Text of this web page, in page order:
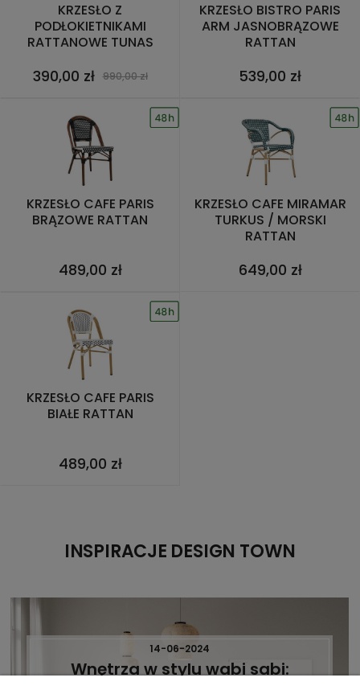
KRZESŁO Z
PODŁOKIETNIKAMI
RATTANOWE TUNAS
390,00 zł 990,00 zł
KRZESŁO BISTRO PARIS
ARM JASNOBRĄZOWE
RATTAN
539,00 zł
KRZESŁO CAFE PARIS
BRĄZOWE RATTAN
489,00 zł
KRZESŁO CAFE MIRAMAR
TURKUS / MORSKI
RATTAN
649,00 zł
KRZESŁO CAFE PARIS
BIAŁE RATTAN
489,00 zł
INSPIRACJE DESIGN TOWN
14-06-2024
Wnętrza w stylu wabi sabi: